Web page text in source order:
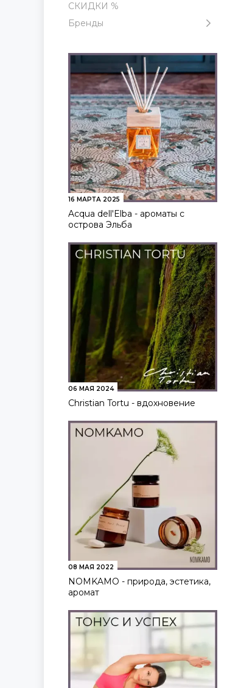
СКИДКИ %
Бренды
16 МАРТА 2025
Acqua dell'Elba - ароматы с
острова Эльба
06 МАЯ 2024
Christian Tortu - вдохновение
08 МАЯ 2022
NOMKAMO - природа, эстетика,
аромат